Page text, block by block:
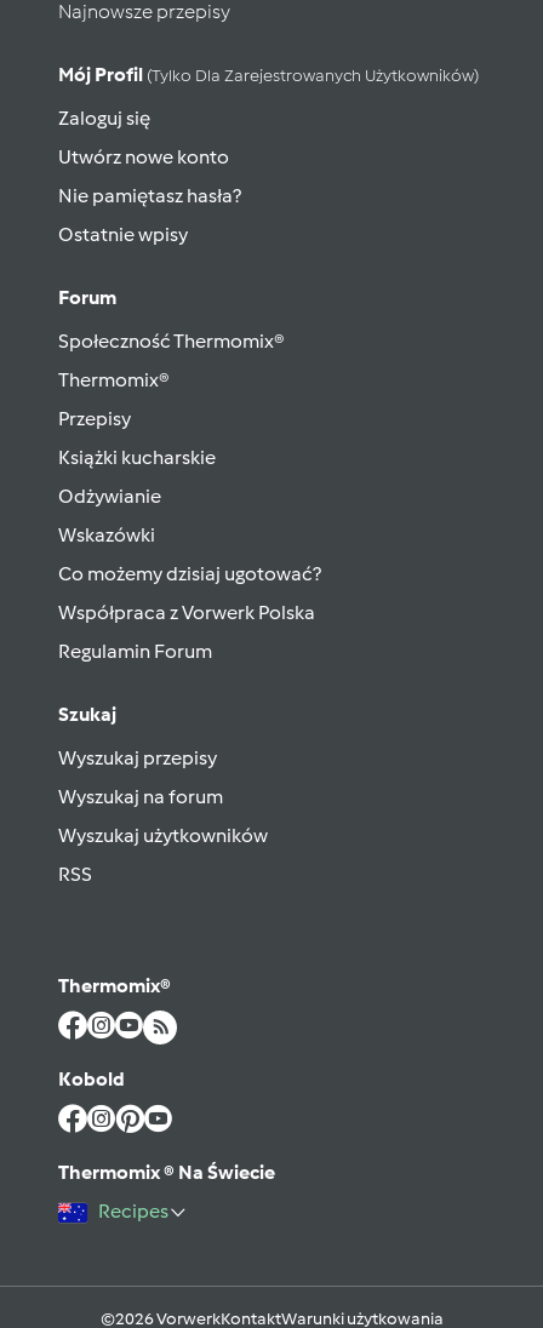
Najnowsze przepisy
Mój Profil (tylko Dla Zarejestrowanych Użytkowników)
Zaloguj się
Utwórz nowe konto
Nie pamiętasz hasła?
Ostatnie wpisy
Forum
Społeczność Thermomix®
Thermomix®
Przepisy
Książki kucharskie
Odżywianie
Wskazówki
Co możemy dzisiaj ugotować?
Współpraca z Vorwerk Polska
Regulamin Forum
Szukaj
Wyszukaj przepisy
Wyszukaj na forum
Wyszukaj użytkowników
RSS
Thermomix®
Kobold
Thermomix ® Na Świecie
Recipes
©2026 VorwerkKontaktWarunki użytkowania